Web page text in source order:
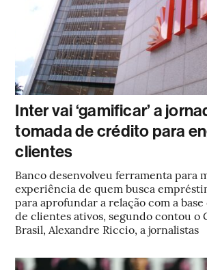
Inter vai ‘gamificar’ a
tomada de crédito para
clientes
Banco desenvolveu ferramenta para
experiência de quem busca
para aprofundar a relação com a
de clientes ativos, segundo contou o
Brasil, Alexandre Riccio, a jornalistas